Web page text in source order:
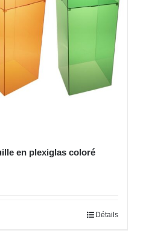
en plexiglas coloré
Détails